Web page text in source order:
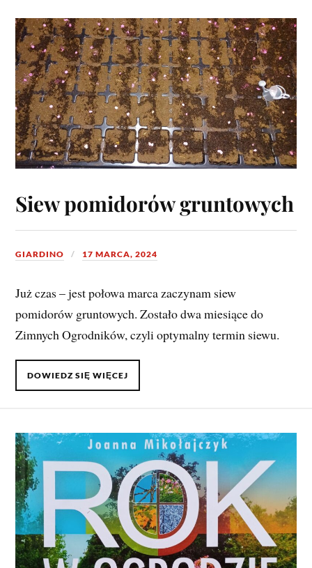
Siew pomidorów gruntowych
GIARDINO 17 MARCA, 2024
Już czas – jest połowa marca zaczynam siew
pomidorów gruntowych. Zostało dwa miesiące do
Zimnych Ogrodników, czyli optymalny termin siewu.
DOWIEDZ SIĘ WIĘCEJ